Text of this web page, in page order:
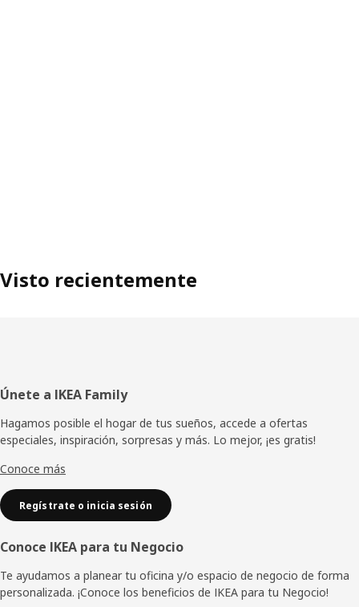
Visto recientemente
Pie
de
página
Únete a IKEA Family
Hagamos posible el hogar de tus sueños, accede a ofertas
especiales, inspiración, sorpresas y más. Lo mejor, ¡es gratis!
Conoce más
Regístrate o inicia sesión
Conoce IKEA para tu Negocio
Te ayudamos a planear tu oficina y/o espacio de negocio de forma
personalizada. ¡Conoce los beneficios de IKEA para tu Negocio!